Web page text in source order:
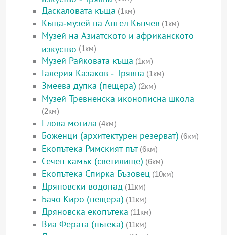
Даскаловата къща (1км)
Къща-музей на Ангел Кънчев (1км)
Музей на Азиатското и африканското
изкуство (1км)
Музей Райковата къща (1км)
Галерия Казаков - Трявна (1км)
Змеева дупка (пещера) (2км)
Музей Тревненска иконописна школа
(2км)
Елова могила (4км)
Боженци (архитектурен резерват) (6км)
Екопътека Римският път(6км)
Сечен камък (светилище) (6км)
Екопътека Спирка Бъзовец (10км)
Дряновски водопад (11км)
Бачо Киро (пещера) (11км)
Дряновска екопътека (11км)
Виа Ферата (пътека) (11км)